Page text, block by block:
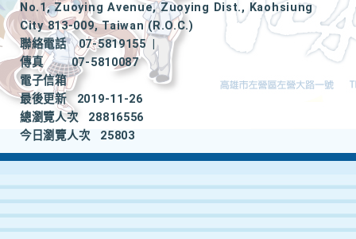
No.1, Zuoying Avenue, Zuoying Dist., Kaohsiung
City 813-009, Taiwan (R.O.C.)
聯絡電話
07-5819155
|
傳真
07-5810087
電子信箱
最後更新
2019-11-26
總瀏覽人次
28816556
今日瀏覽人次
25803